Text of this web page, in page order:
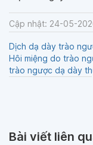
Cập nhật: 24-05-
Dịch dạ dày trào
Hôi miệng do trào
trào ngược dạ dày
Bài viết liên